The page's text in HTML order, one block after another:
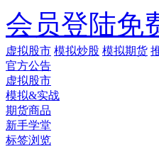
会员登陆免
虚拟股市 模拟炒股 模拟期货
官方公告
虚拟股市
模拟&实战
期货商品
新手学堂
标签浏览